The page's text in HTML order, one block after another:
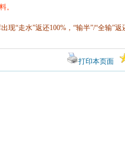
。
“走水”返还100%，“输半”/“全输”返
打印本页面